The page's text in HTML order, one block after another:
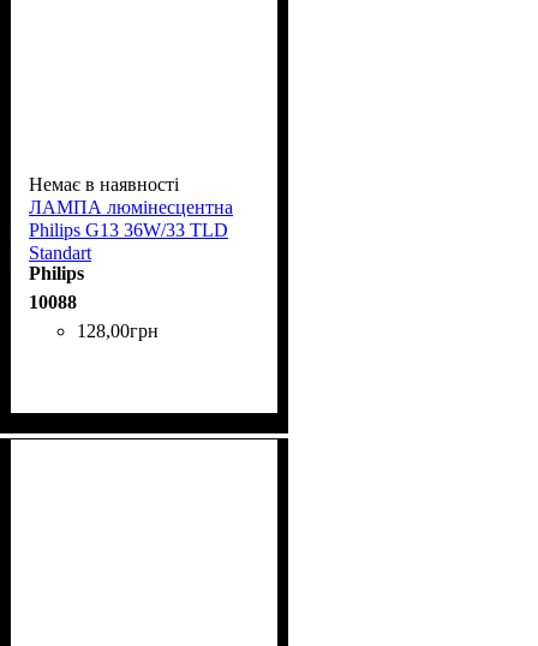
Немає в наявності
ЛАМПА люмінесцентна
Phіlіps G13 36W/33 TLD
Standart
Philips
10088
128,00грн